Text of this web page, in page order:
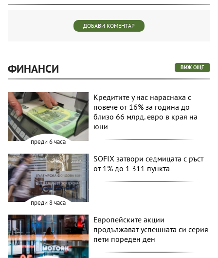
ДОБАВИ КОМЕНТАР
ФИНАНСИ ВИЖ ОЩЕ
преди 6 часа
Кредитите у нас нараснаха с
повече от 16% за година до
близо 66 млрд. евро в края на
юни
преди 8 часа
SOFIX затвори седмицата с ръст
от 1% до 1 311 пункта
Европейските акции
продължават успешната си серия
пети пореден ден